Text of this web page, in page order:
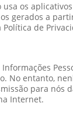
os
gerados a
de
No entanto,
para
Internet.